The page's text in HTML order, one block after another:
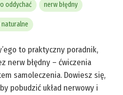
oddychać nerw błędny
to praktyczny poradnik,
nerw błędny – ćwiczenia
samoleczenia. Dowiesz się,
pobudzić układ nerwowy i